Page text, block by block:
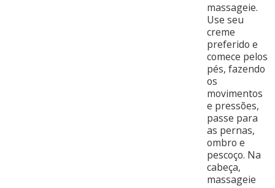
massageie.
Use seu
creme
preferido e
comece pelos
pés, fazendo
os
movimentos
e pressões,
passe para
as pernas,
ombro e
pescoço. Na
cabeça,
massageie